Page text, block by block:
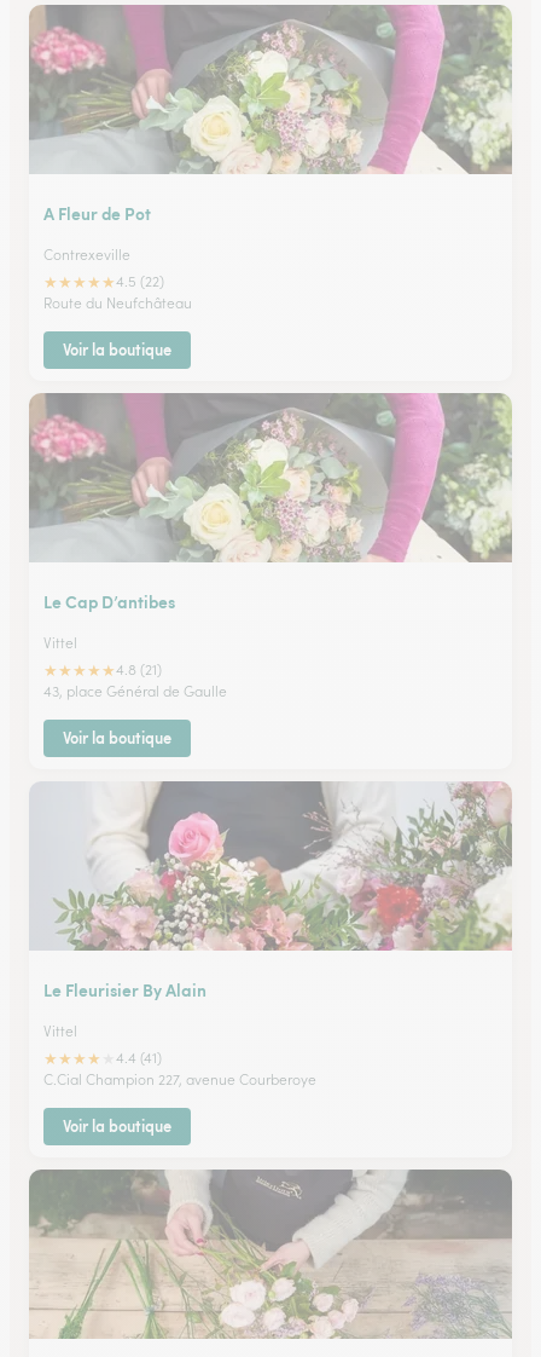
A Fleur de Pot
Contrexeville
★★★★★4.5 (22)
Route du Neufchâteau
Voir la boutique
Le Cap D’antibes
Vittel
★★★★★4.8 (21)
43, place Général de Gaulle
Voir la boutique
Le Fleurisier By Alain
Vittel
★★★★
4.4 (41)
C.Cial Champion 227, avenue Courberoye
Voir la boutique